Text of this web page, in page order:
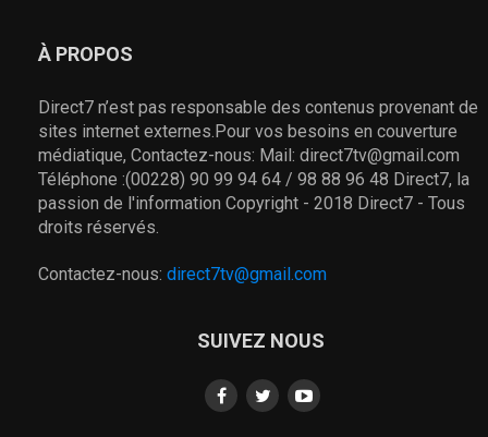
À PROPOS
Direct7 n’est pas responsable des contenus provenant de
sites internet externes.Pour vos besoins en couverture
médiatique, Contactez-nous: Mail: direct7tv@gmail.com
Téléphone :(00228) 90 99 94 64 / 98 88 96 48 Direct7, la
passion de l'information Copyright - 2018 Direct7 - Tous
droits réservés.
Contactez-nous: direct7tv@gmail.com
SUIVEZ NOUS